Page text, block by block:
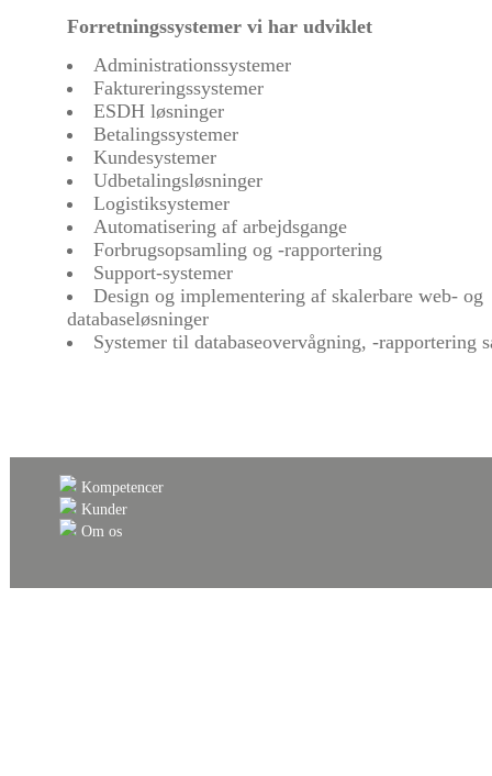
Forretningssystemer vi har udviklet
Administrationssystemer
Faktureringssystemer
ESDH løsninger
Betalingssystemer
Kundesystemer
Udbetalingsløsninger
Logistiksystemer
Automatisering af arbejdsgange
Forbrugsopsamling og -rapportering
Support-systemer
Design og implementering af skalerbare web- og
databaseløsninger
Systemer til databaseovervågning, -rapportering
Kompetencer
Kunder
Om os